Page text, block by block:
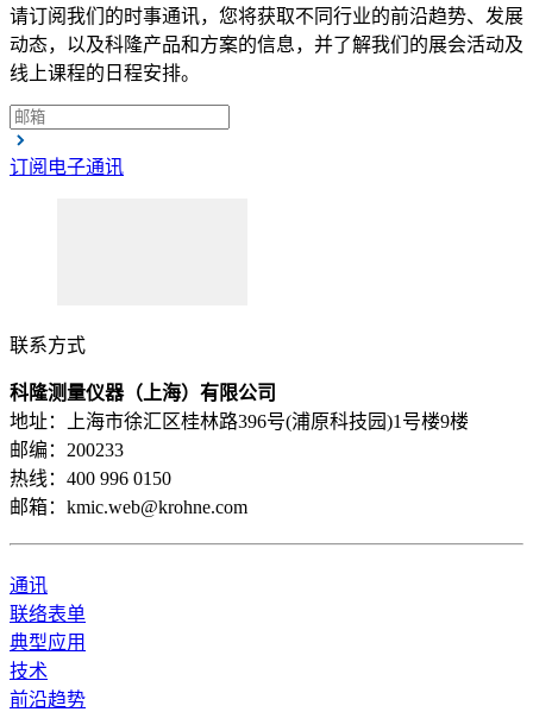
请订阅我们的时事通讯，您将获取不同行业的前沿趋势、发展
动态，以及科隆产品和方案的信息，并了解我们的展会活动及
线上课程的日程安排。
订阅电子通讯
联系方式
科隆测量仪器（上海）有限公司
地址：上海市徐汇区桂林路396号(浦原科技园)1号楼9楼
邮编：200233
热线：400 996 0150
邮箱：kmic.web@krohne.com
通讯
联络表单
典型应用
技术
前沿趋势